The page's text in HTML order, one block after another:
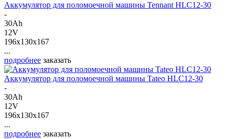
Аккумулятор для поломоечной машины Tennant HLC12-30
-
30Ah
12V
196x130x167
...
подробнее заказать
Аккумулятор для поломоечной машины Tateo HLC12-30
-
30Ah
12V
196x130x167
...
подробнее заказать